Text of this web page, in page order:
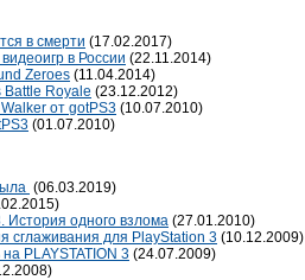
в смерти (17.02.2017)
в России (22.11.2014)
Zeroes (11.04.2014)
Battle Royale (23.12.2012)
от gotPS3 (10.07.2010)
(01.07.2010)
(06.03.2019)
История одного взлома (27.01.2010)
сглаживания для PlayStation 3 (10.12.2009)
PLAYSTATION 3 (24.07.2009)